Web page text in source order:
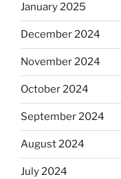
January 2025
December 2024
November 2024
October 2024
September 2024
August 2024
July 2024